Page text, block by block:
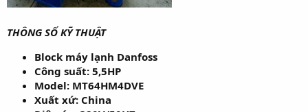
THÔNG SỐ KỸ THUẬT
Block máy lạnh Danfoss
Công suất: 5,5HP
Model: MT64HM4DVE
Xuất xứ: China